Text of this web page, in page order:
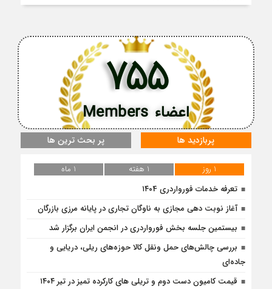
اعضاء Members
755
پربازدید ها پر بحث ترین ها
1 روز 1 هفته
1 ماه
تعرفه خدمات فورواردری ۱۴۰4
آغاز نوبت دهی مجازی به ناوگان تجاری در پایانه مرزی بازرگان
بیستمین جلسه بخش فورواردری در انجمن ایران برگزار شد
بررسی چالش‌های حمل ونقل کالا حوزه‌های ریلی، دریایی و
جاده‌ای
قیمت کامیون دست دوم و تریلی‌ های کارکرده تمیز در تیر ۱۴۰۴